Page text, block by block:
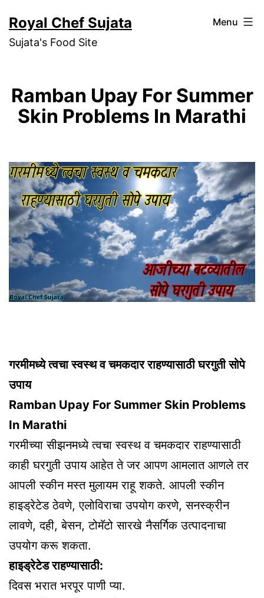
to
content
Royal Chef Sujata
Sujata's Food Site
Menu
Ramban Upay For Summer
Skin Problems In Marathi
गरमीमध्ये त्वचा स्वस्थ व चमकदार राहण्यासाठी घरगुती सोपे
उपाय
Ramban Upay For Summer Skin Problems
In Marathi
गरमीच्या सीझनमध्ये त्वचा स्वस्थ व चमकदार राहण्यासाठी
काही घरगुती उपाय आहेत ते जर आपण आमलात आणले तर
आपली स्कीन मस्त मुलायम राहू शकते. आपली स्कीन
हाइड्रेटेड ठेवणे, एलोविराचा उपयोग करणे, सनस्क्रीन
लावणे, दही, बेसन, टोमॅटो सारखे नैसर्गिक उत्पादनाचा
उपयोग करू शकता.
हाइड्रेटेड राहण्यासाठी:
दिवस भरात भरपूर पाणी प्या.